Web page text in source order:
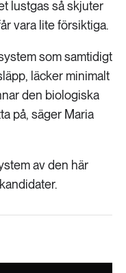
lustgas så skjuter
vara lite försiktiga.
som samtidigt
läcker minimalt
den biologiska
på, säger Maria
av den här